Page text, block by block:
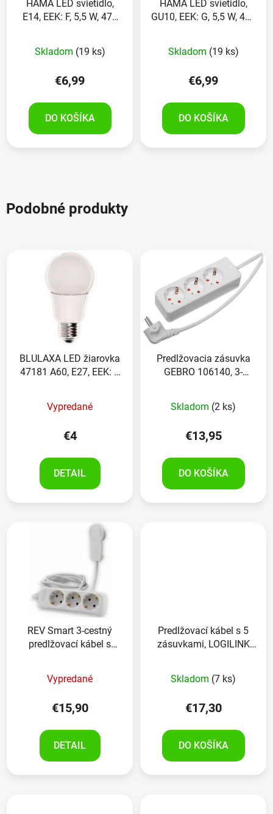
HAMA LED svietidlo,
E14, EEK: F, 5,5 W, 470
Skladom (19 ks)
€6,99
DO KOŠÍKA
HAMA LED svietidlo,
GU10, EEK: G, 5,5 W, 400
Skladom (19 ks)
€6,99
DO KOŠÍKA
Podobné produkty
BLULAXA LED žiarovka
47181 A60, E27, EEK: F,
Vypredané
€4
DETAIL
Predlžovacia zásuvka
GEBRO 106140, 3-
Skladom (2 ks)
€13,95
DO KOŠÍKA
REV Smart 3-cestný
predlžovací kábel s
Vypredané
€15,90
DETAIL
Predlžovací kábel s 5
zásuvkami, LOGILINK
Skladom (7 ks)
€17,30
DO KOŠÍKA